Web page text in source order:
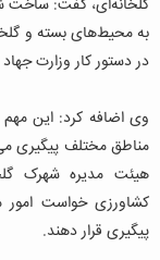
گلخانه‌ای، گفت: ساخت
به محیط‌های بسته و
در دستور کار وزارت
وی اضافه کرد: این مهم
مناطق مختلف پیگیری
هیئت مدیره شهرک
کشاورزی خواست
پیگیری قرار دهند.